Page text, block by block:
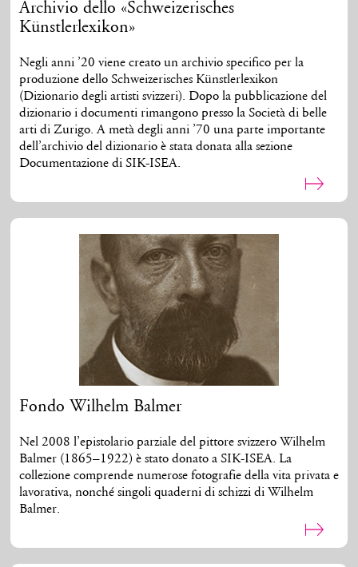
Archivio dello «Schweizerisches
Künstlerlexikon»
Negli anni ’20 viene creato un archivio specifico per la
produzione dello Schweizerisches Künstlerlexikon
(Dizionario degli artisti svizzeri). Dopo la pubblicazione del
dizionario i documenti rimangono presso la Società di belle
arti di Zurigo. A metà degli anni ’70 una parte importante
dell’archivio del dizionario è stata donata alla sezione
Documentazione di SIK-ISEA.
Fondo Wilhelm Balmer
Nel 2008 l’epistolario parziale del pittore svizzero Wilhelm
Balmer (1865–1922) è stato donato a SIK-ISEA. La
collezione comprende numerose fotografie della vita privata e
lavorativa, nonché singoli quaderni di schizzi di Wilhelm
Balmer.